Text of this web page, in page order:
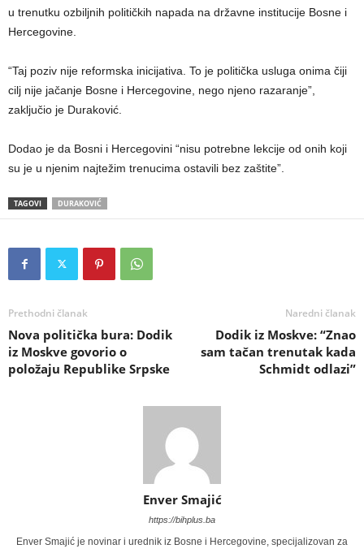
u trenutku ozbiljnih političkih napada na državne institucije Bosne i
Hercegovine.
“Taj poziv nije reformska inicijativa. To je politička usluga onima čiji
cilj nije jačanje Bosne i Hercegovine, nego njeno razaranje”,
zaključio je Duraković.
Dodao je da Bosni i Hercegovini “nisu potrebne lekcije od onih koji
su je u njenim najtežim trenucima ostavili bez zaštite”.
TAGOVI DURAKOVIĆ
Prethodni članak
Nova politička bura: Dodik
iz Moskve govorio o
položaju Republike Srpske
Naredni članak
Dodik iz Moskve: “Znao
sam tačan trenutak kada
Schmidt odlazi”
Enver Smajić
https://bihplus.ba
Enver Smajić je novinar i urednik iz Bosne i Hercegovine, specijalizovan za